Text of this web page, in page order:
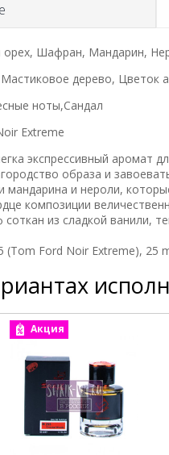
орех, Шафран, Мандарин,
дерево, Цветок
ноты,Сандал
Extreme
экспрессивный аромат
образа и
мандарина и нероли,
композиции
из сладкой ванили,
(Tom Ford Noir Extreme), 25
Акция